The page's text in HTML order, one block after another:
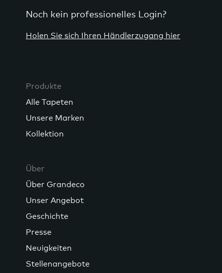
Noch kein professionelles Login?
Holen Sie sich Ihren Händlerzugang hier
Produkte
Alle Tapeten
Unsere Marken
Kollektion
Über
Über Grandeco
Unser Angebot
Geschichte
Presse
Neuigkeiten
Stellenangebote